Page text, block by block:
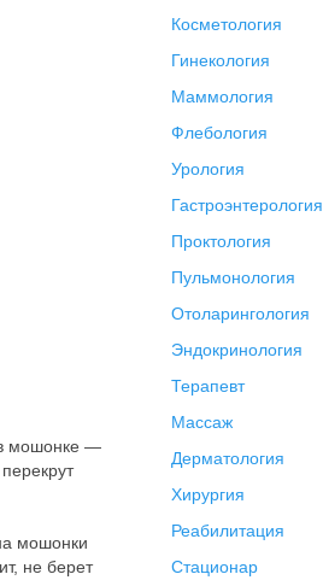
в мошонке —
мошонки
не берет
Косметология
Гинекология
Маммология
Флебология
Урология
Гастроэнтерология
Проктология
Пульмонология
Отоларингология
Эндокринология
Терапевт
Массаж
Дерматология
Хирургия
Реабилитация
Стационар